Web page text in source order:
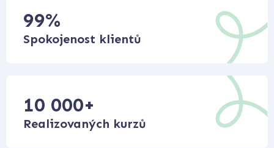
99%
Spokojenost klientů
10 000+
Realizovaných kurzů